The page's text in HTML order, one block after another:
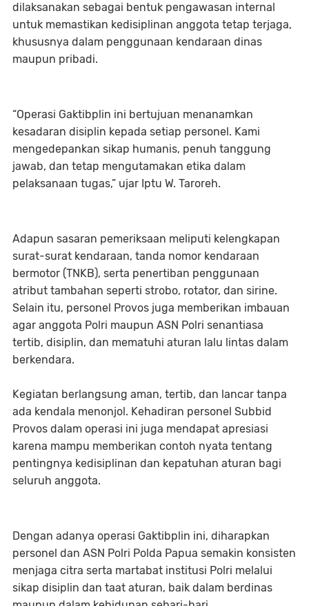
dilaksanakan sebagai bentuk pengawasan internal
untuk memastikan kedisiplinan anggota tetap terjaga,
khususnya dalam penggunaan kendaraan dinas
maupun pribadi.
“Operasi Gaktibplin ini bertujuan menanamkan
kesadaran disiplin kepada setiap personel. Kami
mengedepankan sikap humanis, penuh tanggung
jawab, dan tetap mengutamakan etika dalam
pelaksanaan tugas,” ujar Iptu W. Taroreh.
Adapun sasaran pemeriksaan meliputi kelengkapan
surat-surat kendaraan, tanda nomor kendaraan
bermotor (TNKB), serta penertiban penggunaan
atribut tambahan seperti strobo, rotator, dan sirine.
Selain itu, personel Provos juga memberikan imbauan
agar anggota Polri maupun ASN Polri senantiasa
tertib, disiplin, dan mematuhi aturan lalu lintas dalam
berkendara.
Kegiatan berlangsung aman, tertib, dan lancar tanpa
ada kendala menonjol. Kehadiran personel Subbid
Provos dalam operasi ini juga mendapat apresiasi
karena mampu memberikan contoh nyata tentang
pentingnya kedisiplinan dan kepatuhan aturan bagi
seluruh anggota.
Dengan adanya operasi Gaktibplin ini, diharapkan
personel dan ASN Polri Polda Papua semakin konsisten
menjaga citra serta martabat institusi Polri melalui
sikap disiplin dan taat aturan, baik dalam berdinas